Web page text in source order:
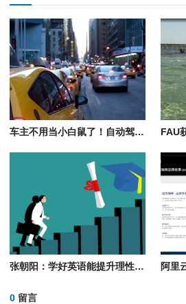
车主不用当小白鼠了！自动驾驶强制国标明年落地：禁用量产车主当众测样本
张朝阳：学好英语能提升理性思维 AI无法取代新闻网站因人类要看的是视角
0 留言